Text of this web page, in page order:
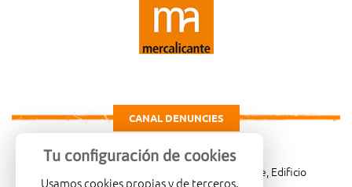
CANAL DENUNCIES
Carretera de Madrid Km. 4, 03007 Alicante, Edificio
Tu configuración de cookies
Usamos cookies propias y de terceros.